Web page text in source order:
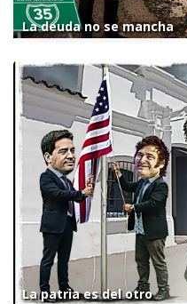
La deuda no se mancha
La patria es del otro